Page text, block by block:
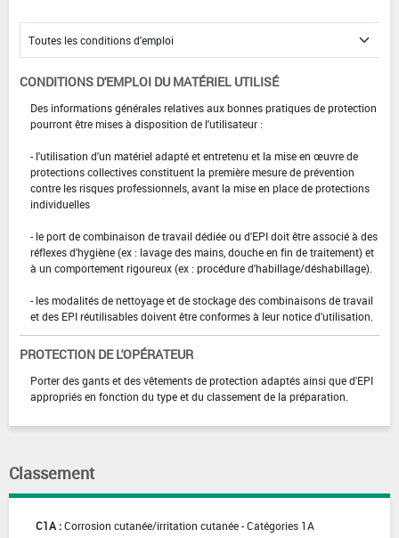
CONDITIONS D'EMPLOI DU MATÉRIEL UTILISÉ
Des informations générales relatives aux bonnes pratiques de protection
pourront être mises à disposition de l'utilisateur :
- l'utilisation d'un matériel adapté et entretenu et la mise en œuvre de
protections collectives constituent la première mesure de prévention
contre les risques professionnels, avant la mise en place de protections
individuelles
- le port de combinaison de travail dédiée ou d'EPI doit être associé à des
réflexes d'hygiène (ex : lavage des mains, douche en fin de traitement) et
à un comportement rigoureux (ex : procédure d'habillage/déshabillage).
- les modalités de nettoyage et de stockage des combinaisons de travail
et des EPI réutilisables doivent être conformes à leur notice d'utilisation.
PROTECTION DE L'OPÉRATEUR
Porter des gants et des vêtements de protection adaptés ainsi que d'EPI
appropriés en fonction du type et du classement de la préparation.
Classement
C1A :Corrosion cutanée/irritation cutanée - Catégories 1A